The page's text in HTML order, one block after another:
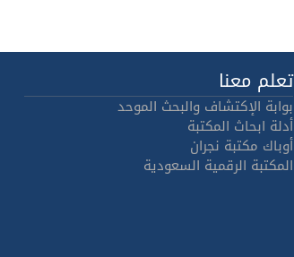
تعلم معنا
بوابة الإكتشاف والبحث الموحد
أدلة ابحاث المكتبة
أوباك مكتبة نجران
المكتبة الرقمية السعودية